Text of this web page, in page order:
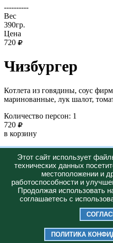
----------
Вес
390гр.
Цена
720
Чизбургер
Котлета из говядины, соус
маринованные, лук шалот,
Количество персон: 1
720
в корзину
Горячее
Меню О нас Доставка Акции
+7 (347) 287-23-57
Юридическая информация:
Политика конфиденциальности
2026 © "Bazilico Pizza"
ИП ХАСАНОВ РУСЛАН
ОГРНИП 326028000051650
Этот сайт использует
технических данных
местоположении и
работоспособности и
Продолжая использовать
соглашаетесь с
ПОЛИТИКА